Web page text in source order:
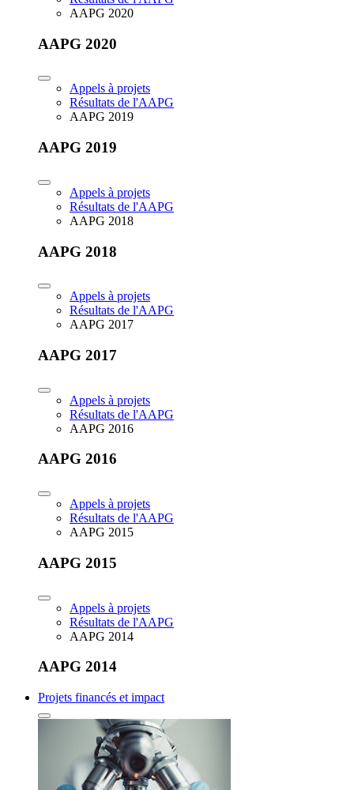
AAPG 2020
AAPG 2020
Appels à projets
Résultats de l'AAPG
AAPG 2019
AAPG 2019
Appels à projets
Résultats de l'AAPG
AAPG 2018
AAPG 2018
Appels à projets
Résultats de l'AAPG
AAPG 2017
AAPG 2017
Appels à projets
Résultats de l'AAPG
AAPG 2016
AAPG 2016
Appels à projets
Résultats de l'AAPG
AAPG 2015
AAPG 2015
Appels à projets
Résultats de l'AAPG
AAPG 2014
AAPG 2014
Projets financés et impact